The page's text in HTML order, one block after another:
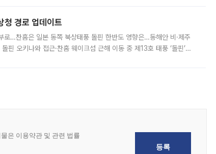
경로 업데이트
로…찬홈은 일본 동쪽 북상태풍 돌핀 한반도 영향은…동해안 비·제주
핀 오키나와 접근·찬홈 웨이크섬 근해 이동 중 제13호 태풍 ‘돌핀’이